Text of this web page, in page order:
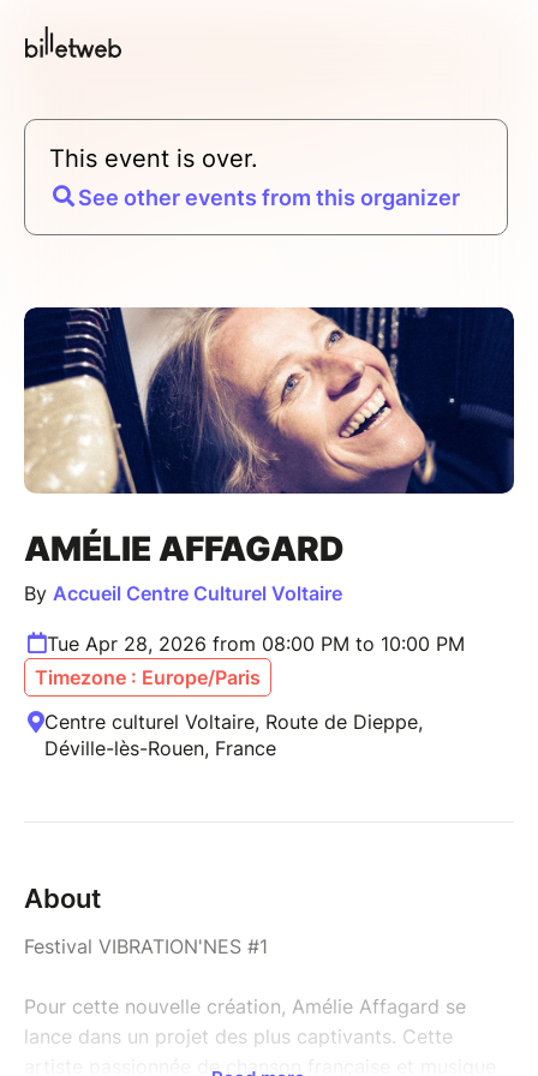
This event is over.
See other events from this organizer
AMÉLIE AFFAGARD
By Accueil Centre Culturel Voltaire
Tue Apr 28, 2026 from 08:00 PM to 10:00 PM
Timezone : Europe/Paris
Centre culturel Voltaire, Route de Dieppe,
Déville-lès-Rouen, France
About
Festival VIBRATION'NES #1
Pour cette nouvelle création, Amélie Affagard se
lance dans un projet des plus captivants. Cette
artiste passionnée de chanson française et musique